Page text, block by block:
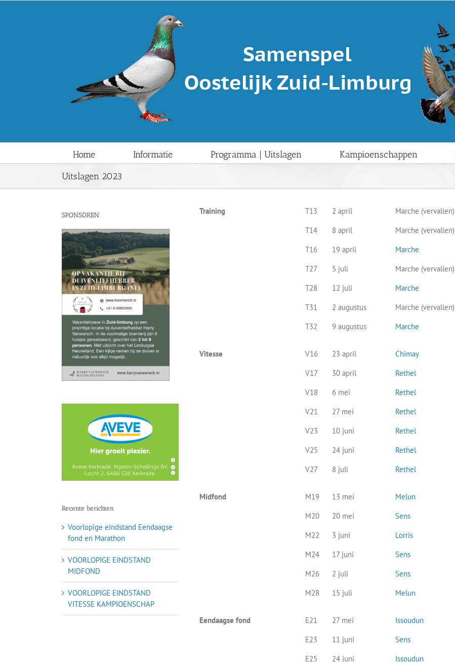
Home Informatie Programma | Uitslagen Kampioenschappen
Uitslagen 2023
Training T13 2 april
Marche (vervallen)
T14
8 april
Marche (vervallen)
T16
19 april
Marche
T27
5 juli
Marche (vervallen)
T28
12 juli
Marche
T31
2 augustus
Marche (vervallen)
T32
9 augustus Marche
Vitesse V16 23 april
Chimay
V17
30 april
Rethel
V18
6 mei
Rethel
V21
27 mei
Rethel
V23
10 juni
Rethel
V25
24 juni
Rethel
V27
8 juli Rethel
Midfond M19 13 mei
Melun
M20
20 mei
Sens
M22
3 juni
Lorris
M24
17 juni
Sens
M26
2 juli
Sens
M28
15 juli Melun
Eendaagse fond E21 27 mei
Issoudun
E23
11 juni
Sens
E25
24 juni
Issoudun
SPONSOREN
Recente berichten
Voorlopige eindstand Eendaagse
fond en Marathon
VOORLOPIGE EINDSTAND
MIDFOND
VOORLOPIGE EINDSTAND
VITESSE KAMPIOENSCHAP